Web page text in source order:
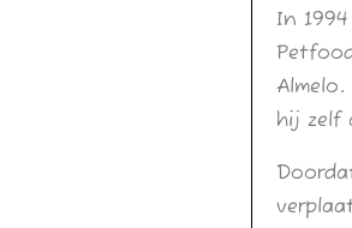
In
hij zelf